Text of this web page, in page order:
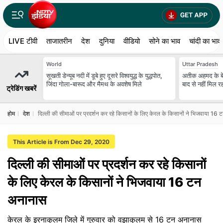
LIVE टीवी ताजातरीन देश दुनिया वीडियो सोने का भाव चांदी का भाव
ट्रेडिंग खबरें
World
सूखती डेन्यूब नदी में डूबे हुए दूसरे विश्वयुद्ध के युद्धपोत,
जिंदा गोला-बारूद और मैमथ के अवशेष मिले
Uttar Pradesh
अतीक अहमद के
बाद से नहीं मिल
होम देश दिल्ली की सीमाओं पर प्रदर्शन कर रहे किसानों के लिए केरल के किसानों ने भिजवाया 16
This Article is From Dec 29, 2020
दिल्ली की सीमाओं पर प्रदर्शन कर रहे किसानों
के लिए केरल के किसानों ने भिजवाया 16 टन
अनानास
केरल के इरनाकुलम जिले में गुरुवार को वझाकुलम से 16 टन अनानास